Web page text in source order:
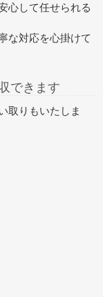
心して任せられる
な対応を心掛けて
できます
取りもいたしま